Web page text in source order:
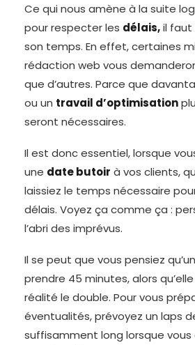
Ce qui nous amène à la suite
pour respecter les délais,il faut
son temps. En effet, certaines
rédaction web vous
que d’autres. Parce que
ou un travail d’optimisation
seront nécessaires.
Il est donc essentiel, lorsque
une date butoir à vos clients,
laissiez le temps nécessaire
délais. Voyez ça comme ça :
l’abri des imprévus.
Il se peut que vous pensiez
prendre 45 minutes, alors
réalité le double. Pour vous
éventualités, prévoyez un laps
suffisamment long lorsque vous